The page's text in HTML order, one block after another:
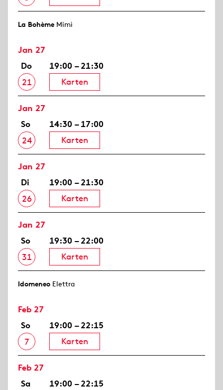
La Bohème Mimì
Jan 27
Do
21
19:00 – 21:30
Karten
Jan 27
So
24
14:30 – 17:00
Karten
Jan 27
Di
26
19:00 – 21:30
Karten
Jan 27
So
31
19:30 – 22:00
Karten
Idomeneo Elettra
Feb 27
So
7
19:00 – 22:15
Karten
Feb 27
Sa
19:00 – 22:15